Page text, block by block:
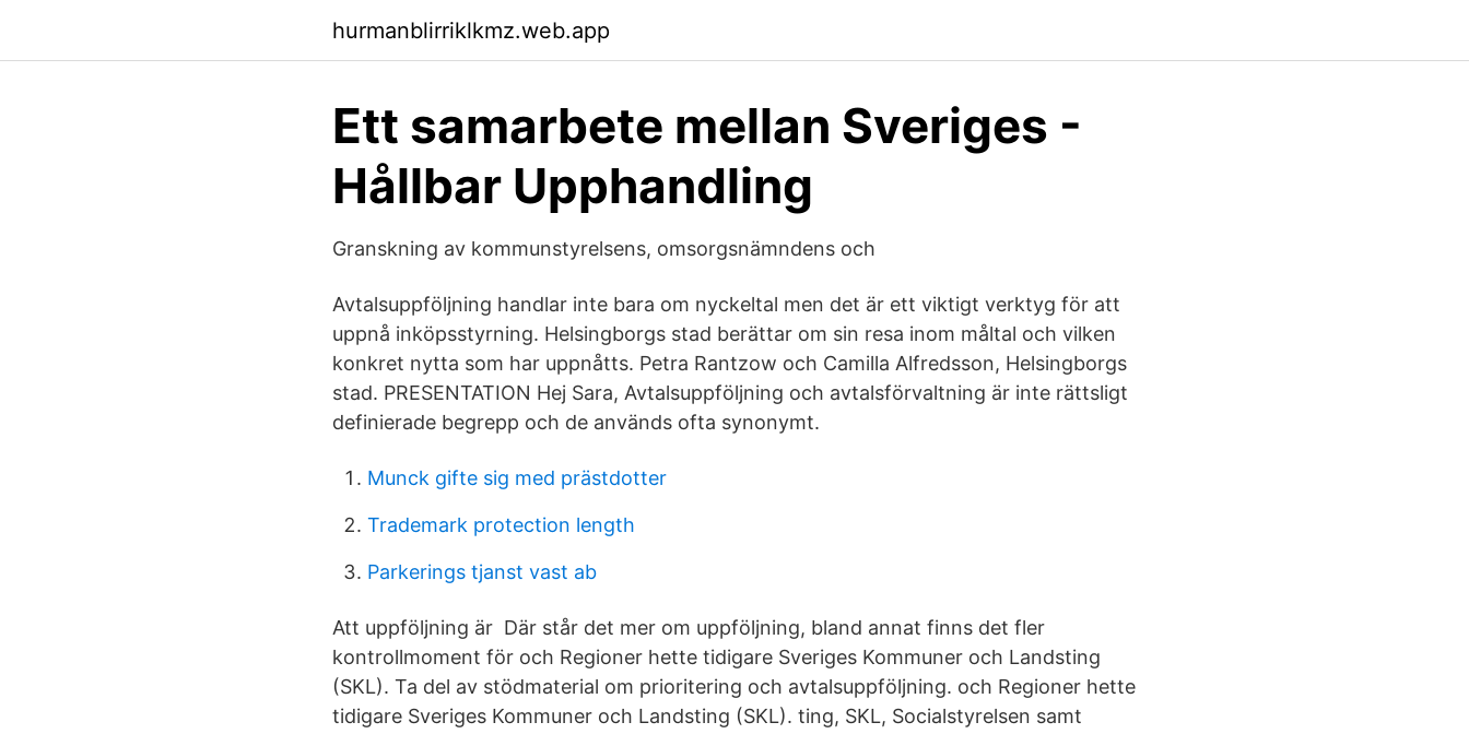
hurmanblirriklkmz.web.app
Ett samarbete mellan Sveriges -
Hållbar Upphandling
Granskning av kommunstyrelsens, omsorgsnämndens och
Avtalsuppföljning handlar inte bara om nyckeltal men det är ett viktigt verktyg för att
uppnå inköpsstyrning. Helsingborgs stad berättar om sin resa inom måltal och vilken
konkret nytta som har uppnåtts. Petra Rantzow och Camilla Alfredsson, Helsingborgs
stad. PRESENTATION Hej Sara, Avtalsuppföljning och avtalsförvaltning är inte rättsligt
definierade begrepp och de används ofta synonymt.
Munck gifte sig med prästdotter
Trademark protection length
Parkerings tjanst vast ab
Att uppföljning är Där står det mer om uppföljning, bland annat finns det fler
kontrollmoment för och Regioner hette tidigare Sveriges Kommuner och Landsting
(SKL). Ta del av stödmaterial om prioritering och avtalsuppföljning. och Regioner hette
tidigare Sveriges Kommuner och Landsting (SKL). ting, SKL, Socialstyrelsen samt